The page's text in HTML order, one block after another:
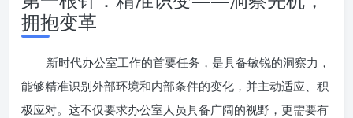
拥抱变革
新时代办公室工作的首要任务，是具备敏锐的洞察力，
能够精准识别外部环境和内部条件的变化，并主动适应、积
极应对。这不仅要求办公室人员具备广阔的视野，更需要有